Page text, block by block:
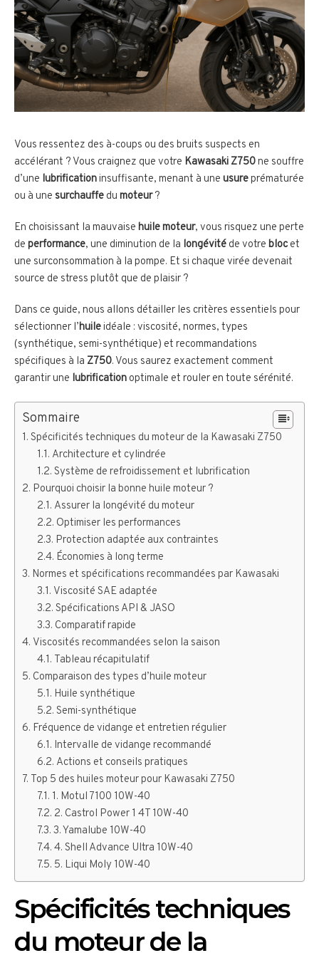
Vous ressentez des à-coups ou des bruits suspects en
accélérant ? Vous craignez que votre Kawasaki Z750ne souffre
d’une lubrificationinsuffisante, menant à une usureprématurée
ou à une surchauffe du moteur?
En choisissant la mauvaise huile moteur, vous risquez une perte
de performance, une diminution de la longévité de votre bloc et
une surconsommation à la pompe. Et si chaque virée devenait
source de stress plutôt que de plaisir ?
Dans ce guide, nous allons détailler les critères essentiels pour
sélectionner l’huileidéale : viscosité, normes, types
(synthétique, semi-synthétique) et recommandations
spécifiques à la Z750. Vous saurez exactement comment
garantir une lubrification optimale et rouler en toute sérénité.
Sommaire
Spécificités techniques du moteur de la Kawasaki Z750
Architecture et cylindrée
Système de refroidissement et lubrification
Pourquoi choisir la bonne huile moteur ?
Assurer la longévité du moteur
Optimiser les performances
Protection adaptée aux contraintes
Économies à long terme
Normes et spécifications recommandées par Kawasaki
Viscosité SAE adaptée
Spécifications API & JASO
Comparatif rapide
Viscosités recommandées selon la saison
Tableau récapitulatif
Comparaison des types d’huile moteur
Huile synthétique
Semi-synthétique
Fréquence de vidange et entretien régulier
Intervalle de vidange recommandé
Actions et conseils pratiques
Top 5 des huiles moteur pour Kawasaki Z750
1. Motul 7100 10W-40
2. Castrol Power 1 4T 10W-40
3. Yamalube 10W-40
4. Shell Advance Ultra 10W-40
5. Liqui Moly 10W-40
Spécificités techniques
du moteur de la